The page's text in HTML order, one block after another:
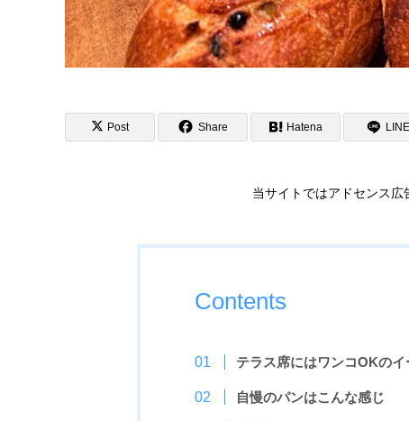
Post Share Hatena LINE
当サイトではアドセンス
Contents
テラス席にはワンコOKのイ
自慢のパンはこんな感じ